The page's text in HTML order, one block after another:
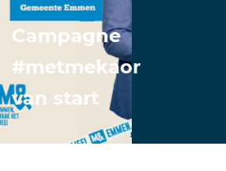
Campagne
#metmekaor
van start